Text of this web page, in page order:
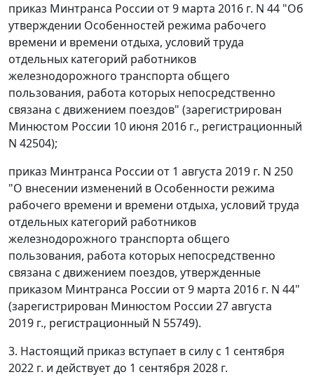
приказ Минтранса России от 9 марта 2016 г. N 44 "Об
утверждении Особенностей режима рабочего
времени и времени отдыха, условий труда
отдельных категорий работников
железнодорожного транспорта общего
пользования, работа которых непосредственно
связана с движением поездов" (зарегистрирован
Минюстом России 10 июня 2016 г., регистрационный
N 42504);
приказ Минтранса России от 1 августа 2019 г. N 250
"О внесении изменений в Особенности режима
рабочего времени и времени отдыха, условий труда
отдельных категорий работников
железнодорожного транспорта общего
пользования, работа которых непосредственно
связана с движением поездов, утвержденные
приказом Минтранса России от 9 марта 2016 г. N 44"
(зарегистрирован Минюстом России 27 августа
2019 г., регистрационный N 55749).
3. Настоящий приказ вступает в силу с 1 сентября
2022 г. и действует до 1 сентября 2028 г.